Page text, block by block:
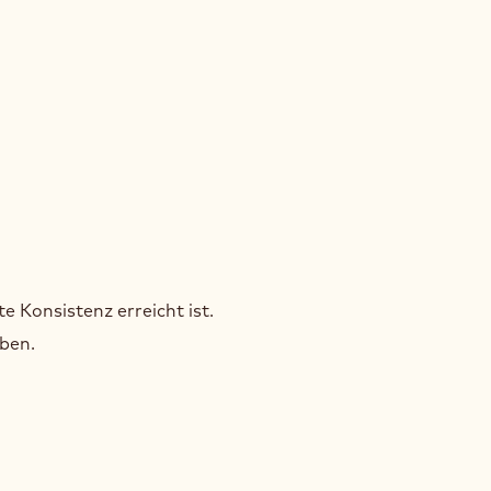
Konsistenz erreicht ist.